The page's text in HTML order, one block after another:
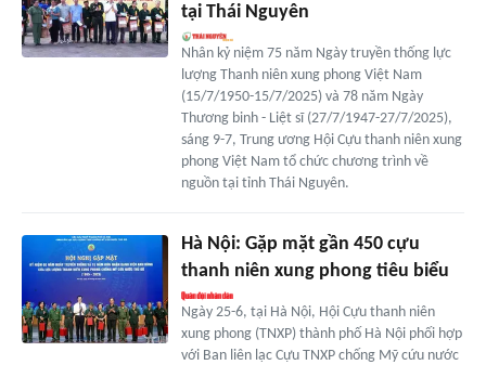
tại Thái Nguyên
Nhân kỷ niệm 75 năm Ngày truyền thống lực
lượng Thanh niên xung phong Việt Nam
(15/7/1950-15/7/2025) và 78 năm Ngày
Thương binh - Liệt sĩ (27/7/1947-27/7/2025),
sáng 9-7, Trung ương Hội Cựu thanh niên xung
phong Việt Nam tổ chức chương trình về
nguồn tại tỉnh Thái Nguyên.
Hà Nội: Gặp mặt gần 450 cựu
thanh niên xung phong tiêu biểu
Ngày 25-6, tại Hà Nội, Hội Cựu thanh niên
xung phong (TNXP) thành phố Hà Nội phối hợp
với Ban liên lạc Cựu TNXP chống Mỹ cứu nước